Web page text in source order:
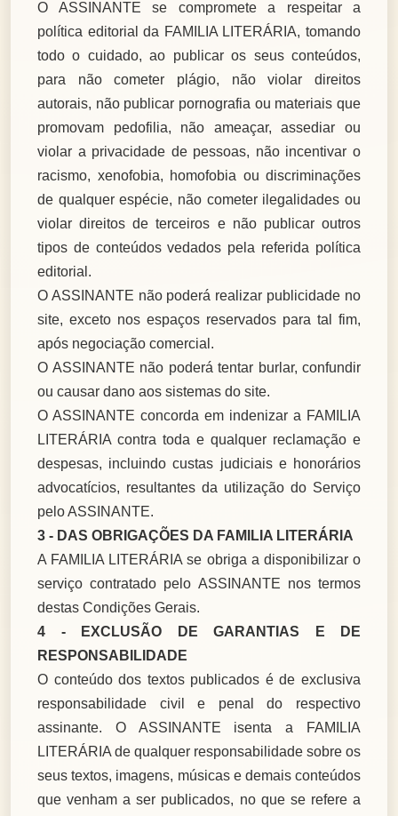
O ASSINANTE se compromete a respeitar a
política editorial da FAMILIA LITERÁRIA, tomando
todo o cuidado, ao publicar os seus conteúdos,
para não cometer plágio, não violar direitos
autorais, não publicar pornografia ou materiais que
promovam pedofilia, não ameaçar, assediar ou
violar a privacidade de pessoas, não incentivar o
racismo, xenofobia, homofobia ou discriminações
de qualquer espécie, não cometer ilegalidades ou
violar direitos de terceiros e não publicar outros
tipos de conteúdos vedados pela referida política
editorial.
O ASSINANTE não poderá realizar publicidade no
site, exceto nos espaços reservados para tal fim,
após negociação comercial.
O ASSINANTE não poderá tentar burlar, confundir
ou causar dano aos sistemas do site.
O ASSINANTE concorda em indenizar a FAMILIA
LITERÁRIA contra toda e qualquer reclamação e
despesas, incluindo custas judiciais e honorários
advocatícios, resultantes da utilização do Serviço
pelo ASSINANTE.
3 - DAS OBRIGAÇÕES DA FAMILIA LITERÁRIA
A FAMILIA LITERÁRIA se obriga a disponibilizar o
serviço contratado pelo ASSINANTE nos termos
destas Condições Gerais.
4 - EXCLUSÃO DE GARANTIAS E DE
RESPONSABILIDADE
O conteúdo dos textos publicados é de exclusiva
responsabilidade civil e penal do respectivo
assinante. O ASSINANTE isenta a FAMILIA
LITERÁRIA de qualquer responsabilidade sobre os
seus textos, imagens, músicas e demais conteúdos
que venham a ser publicados, no que se refere a